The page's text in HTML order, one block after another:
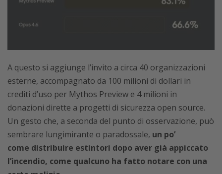
A questo si aggiunge l’invito a circa 40 organizzazioni
esterne, accompagnato da 100 milioni di dollari in
crediti d’uso per Mythos Preview e 4 milioni in
donazioni dirette a progetti di sicurezza open source.
Un gesto che, a seconda del punto di osservazione, può
sembrare lungimirante o paradossale, un po’
come distribuire estintori dopo aver già appiccato
l’incendio, come qualcuno ha fatto notare con una